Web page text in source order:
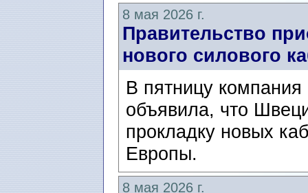
8 мая 2026 г.
Правительство
нового силового
В пятницу
объявила, что
прокладку новых
Европы.
8 мая 2026 г.